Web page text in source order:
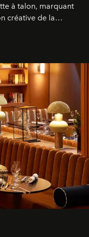
à talon, marquant
créative de la